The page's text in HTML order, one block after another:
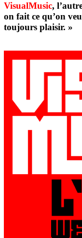
VisualMusic,
on fait ce qu’on
toujours plaisir. »